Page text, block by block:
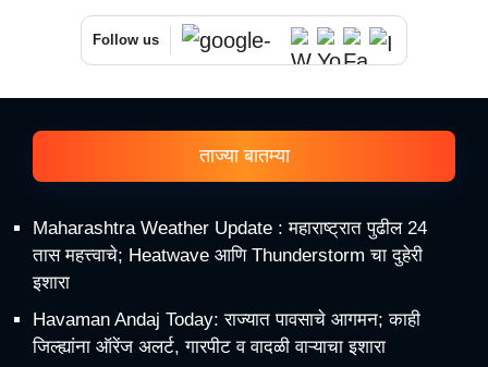
Follow us
ताज्या बातम्या
Maharashtra Weather Update : महाराष्ट्रात पुढील 24
तास महत्त्वाचे; Heatwave आणि Thunderstorm चा दुहेरी
इशारा
Havaman Andaj Today: राज्यात पावसाचे आगमन; काही
जिल्ह्यांना ऑरेंज अलर्ट, गारपीट व वादळी वाऱ्याचा इशारा